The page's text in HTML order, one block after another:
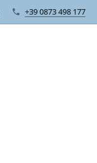
+39 0873 498 177